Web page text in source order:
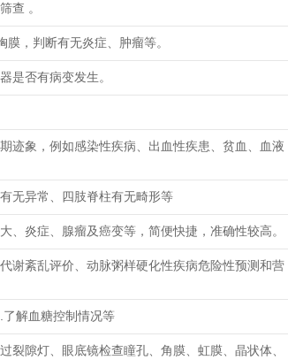
查 。
，判断有无炎症、肿瘤等。
是否有病变发生。
迹象，例如感染性疾病、出血性疾患、贫血、血液
无异常、四肢脊柱有无畸形等
、炎症、腺瘤及癌变等，简便快捷，准确性较高。
谢紊乱评价、动脉粥样硬化性疾病危险性预测和营
解血糖控制情况等
裂隙灯、眼底镜检查瞳孔、角膜、虹膜、晶状体、